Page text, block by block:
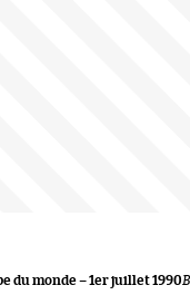
du monde – 1er juillet 1990